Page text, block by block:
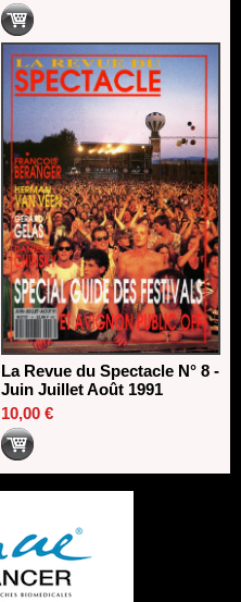
La Revue du Spectacle N° 8 -
Juin Juillet Août 1991
10,00 €